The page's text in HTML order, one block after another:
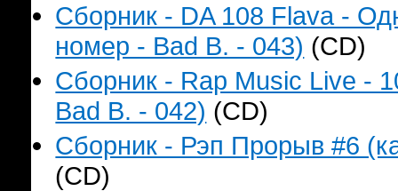
Сборник - DA 108 Flava -
номер - Bad B. - 043) (CD)
Сборник - Rap Music Live -
Bad B. - 042) (CD)
Сборник - Рэп Прорыв #6
(CD)